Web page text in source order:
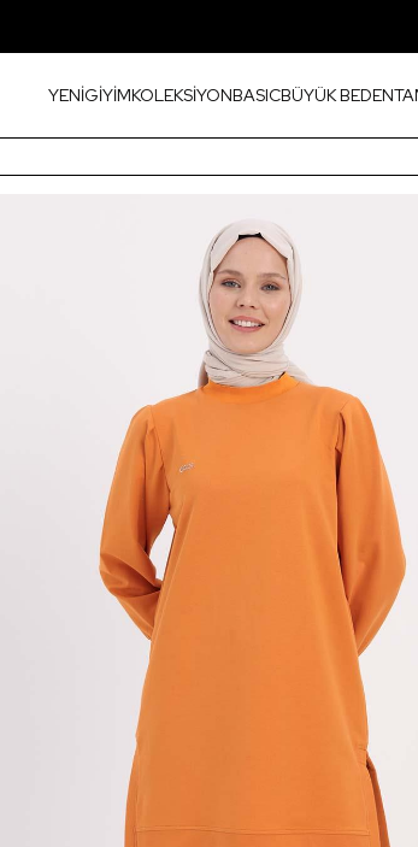
YENİGİYİMKOLEKSİYONBASICBÜYÜK BEDEN